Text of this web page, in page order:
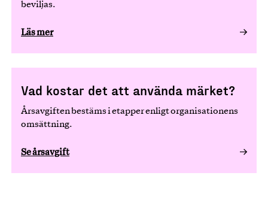
beviljas.
Läs mer
Vad kostar det att använda märket?
Årsavgiften bestäms i etapper enligt organisationens
omsättning.
Se årsavgift